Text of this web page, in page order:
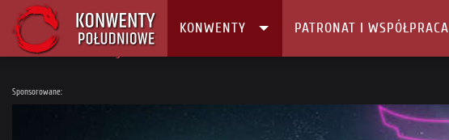
KONWENTY PATRONAT I WSPÓŁPRACA
Główna
Sponsorowane: